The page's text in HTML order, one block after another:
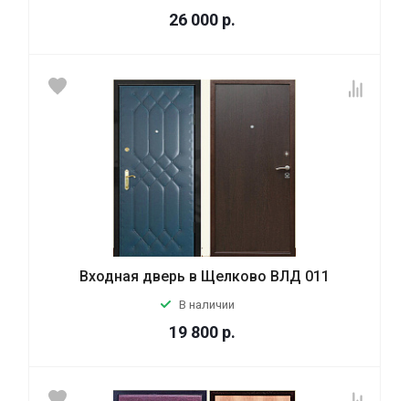
26 000 р.
Входная дверь в Щелково ВЛД 011
В наличии
19 800 р.